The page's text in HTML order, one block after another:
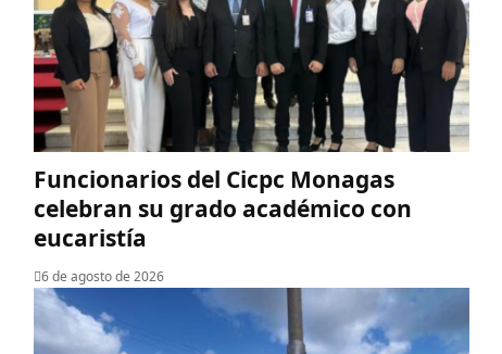
Funcionarios del Cicpc Monagas
celebran su grado académico con
eucaristía
6 de agosto de 2026